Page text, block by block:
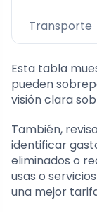
Transporte
Esta tabla
pueden
visión clara
También,
identificar
eliminados o
usas o
una mejor